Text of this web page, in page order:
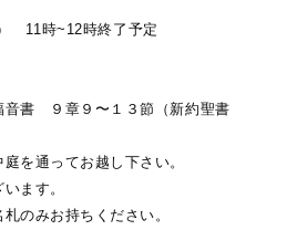
11時~12時終了予定
９章９〜１３節（新約聖書
を通ってお越し下さい。
ます。
のみお持ちください。